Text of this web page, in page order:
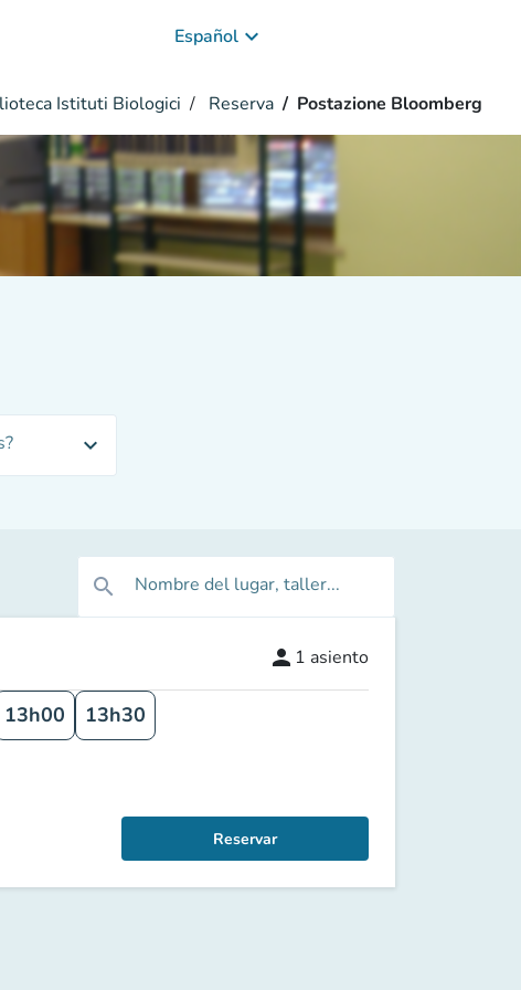
Español keyboard_arrow_down
Istituti Biologici Reserva Postazione Bloomberg
expand_more
search Nombre del lugar, taller...
person 1 asiento
13h00 13h30
Reservar